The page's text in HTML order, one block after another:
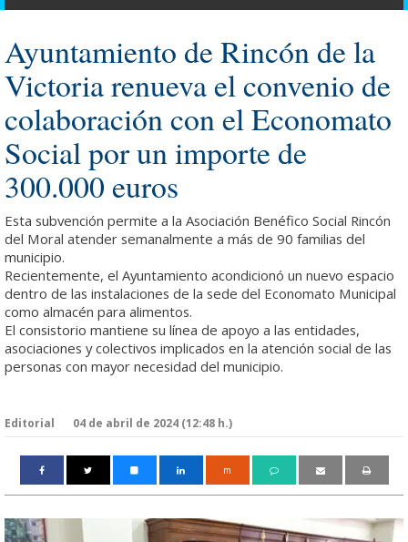
Ayuntamiento de Rincón de la
Victoria renueva el convenio de
colaboración con el Economato
Social por un importe de
300.000 euros
Esta subvención permite a la Asociación Benéfico Social Rincón
del Moral atender semanalmente a más de 90 familias del
municipio.
Recientemente, el Ayuntamiento acondicionó un nuevo espacio
dentro de las instalaciones de la sede del Economato Municipal
como almacén para alimentos.
El consistorio mantiene su línea de apoyo a las entidades,
asociaciones y colectivos implicados en la atención social de las
personas con mayor necesidad del municipio.
Editorial 04 de abril de 2024 (12:48 h.)
m